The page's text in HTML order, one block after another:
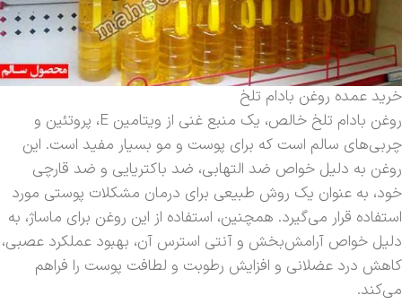
خرید عمده روغن بادام تلخ
روغن بادام تلخ خالص، یک منبع غنی از ویتامین E، پروتئین و
چربی‌های سالم است که برای پوست و مو بسیار مفید است. این
روغن به دلیل خواص ضد التهابی، ضد باکتریایی و ضد قارچی
خود، به عنوان یک روش طبیعی برای درمان مشکلات پوستی مورد
استفاده قرار می‌گیرد. همچنین، استفاده از این روغن برای ماساژ، به
دلیل خواص آرامش‌بخش و آنتی استرس آن، بهبود عملکرد عصبی،
کاهش درد عضلانی و افزایش رطوبت و لطافت پوست را فراهم
می‌کند.